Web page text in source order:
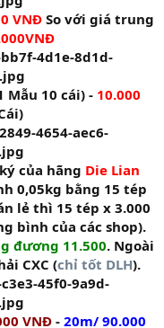
VNĐSo với giá trung
Mẫu 10 cái) - 10.000
của hãng Die Lian
0,05kg bằng 15 tép
lẻ thì 15 tép x 3.000
bình của các shop).
đương 11.500. Ngoài
CXC (chỉ tốt DLH).
VNĐ- 20m/ 90.000